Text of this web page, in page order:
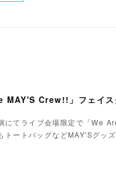
MAY'S Crew!!」フェイス
にてライブ会場限定で「We
トートバッグなどMAY'Sグッ